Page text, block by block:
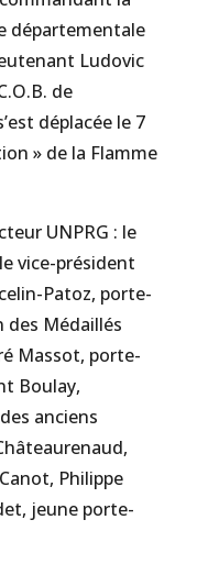
départementale
Ludovic
de
déplacée le 7
» de la Flamme
UNPRG : le
vice-président
Patoz, porte-
des Médaillés
Massot, porte-
Boulay,
anciens
Philippe
jeune porte-